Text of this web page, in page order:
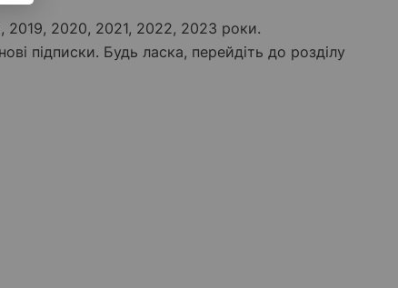
2019, 2020, 2021, 2022, 2023 роки.
підписки. Будь ласка, перейдіть до розділу